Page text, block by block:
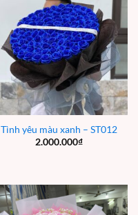
Tình yêu màu xanh – ST012
2.000.000₫